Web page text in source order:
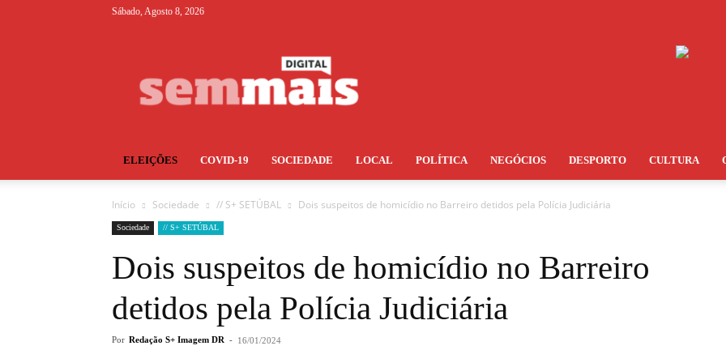
Sábado, Agosto 8, 2026
ELEIÇÕES COVID-19 SOCIEDADE LOCAL POLÍTICA NEGÓCIOS DESPORTO CULTURA
Início Sociedade // S+ SETÚBAL Dois suspeitos de homicídio no Barreiro detidos pela Polícia Judiciária
Sociedade // S+ SETÚBAL
Dois suspeitos de homicídio no Barreiro
detidos pela Polícia Judiciária
Por Redação S+ Imagem DR - 16/01/2024